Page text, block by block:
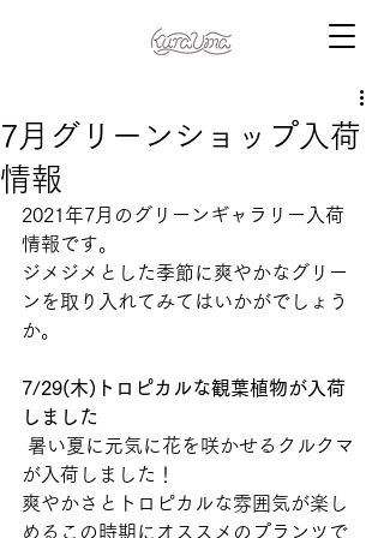
7月グリーンショップ入荷
情報
2021年7月のグリーンギャラリー入荷
情報です。
ジメジメとした季節に爽やかなグリー
ンを取り入れてみてはいかがでしょう
か。
7/29(木)トロピカルな観葉植物が入荷
しました
が入荷しました！
爽やかさとトロピカルな雰囲気が楽し
めるこの時期にオススメのプランツで